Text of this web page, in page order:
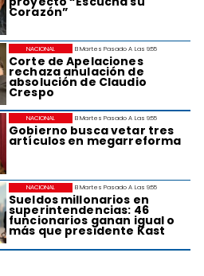
Corazón”
El Martes Pasado A Las 9:55
Corte de Apelaciones
rechaza anulación de
absolución de Claudio
Crespo
NACIONAL
El Martes Pasado A Las 9:55
Gobierno busca vetar tres
artículos en megarreforma
NACIONAL
El Martes Pasado A Las 9:55
Sueldos millonarios en
superintendencias: 46
funcionarios ganan igual o
más que presidente Kast
NACIONAL